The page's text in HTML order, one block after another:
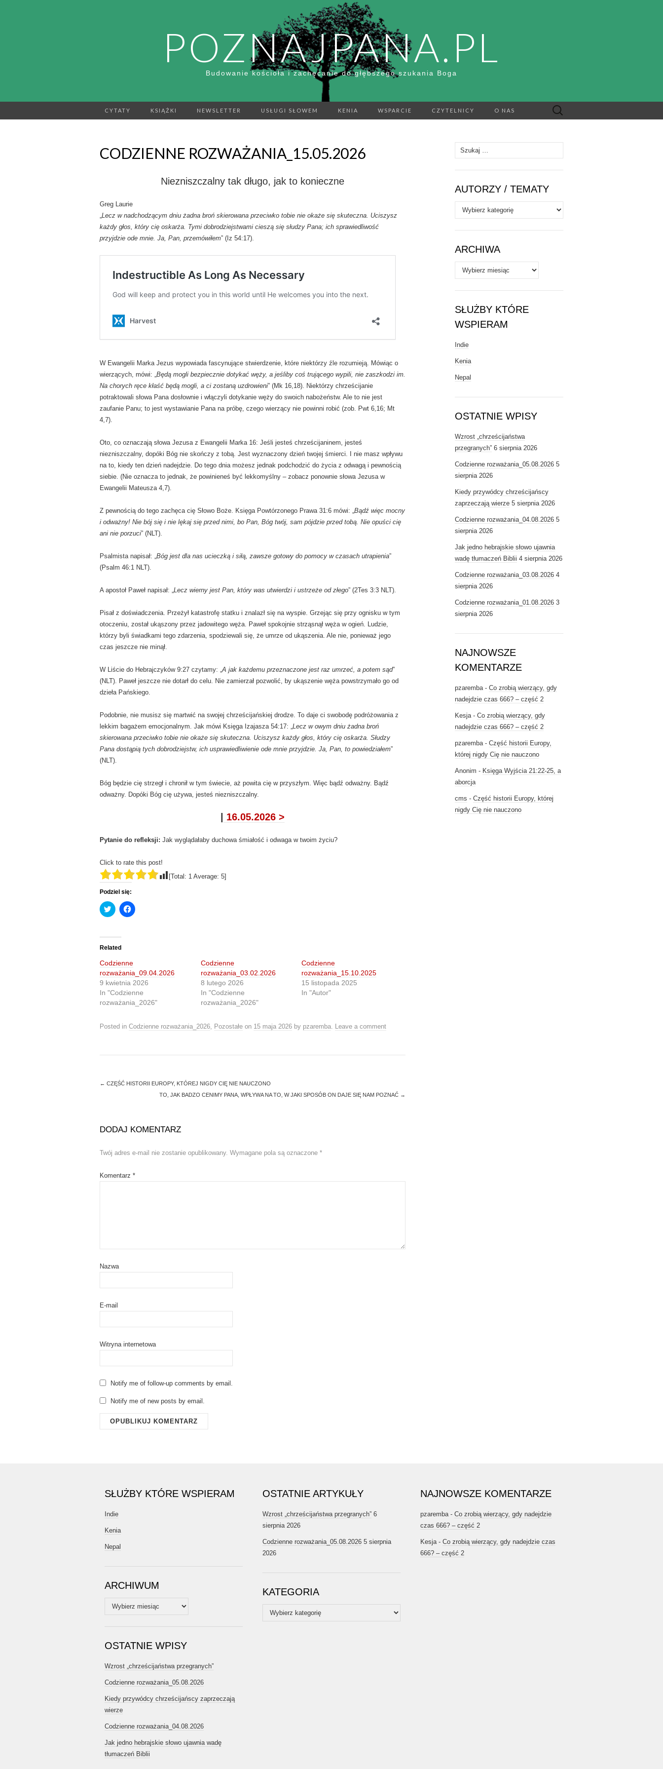
POZNAJPANA.PL
Budowanie kościoła i zachęcanie do głębszego szukania Boga
CYTATY KSIĄŻKI NEWSLETTER USŁUGI SŁOWEM KENIA WSPARCIE CZYTELNICY O NAS Szukaj:
CODZIENNE ROZWAŻANIA_15.05.2026
Niezniszczalny tak długo, jak to konieczne
Greg Laurie
„Lecz w nadchodzącym dniu żadna broń skierowana przeciwko tobie nie okaże się skuteczna. Uciszysz
każdy głos, który cię oskarża. Tymi dobrodziejstwami cieszą się słudzy Pana; ich sprawiedliwość
przyjdzie ode mnie. Ja, Pan, przemówiłem” (Iz 54:17).
W Ewangelii Marka Jezus wypowiada fascynujące stwierdzenie, które niektórzy źle rozumieją. Mówiąc o
wierzących, mówi: „Będą mogli bezpiecznie dotykać węży, a jeśliby coś trującego wypili, nie zaszkodzi im.
Na chorych ręce kłaść będą mogli, a ci zostaną uzdrowieni” (Mk 16,18). Niektórzy chrześcijanie
potraktowali słowa Pana dosłownie i włączyli dotykanie węży do swoich nabożeństw. Ale to nie jest
zaufanie Panu; to jest wystawianie Pana na próbę, czego wierzący nie powinni robić (zob. Pwt 6,16; Mt
4,7).
Oto, co oznaczają słowa Jezusa z Ewangelii Marka 16: Jeśli jesteś chrześcijaninem, jesteś
niezniszczalny, dopóki Bóg nie skończy z tobą. Jest wyznaczony dzień twojej śmierci. I nie masz wpływu
na to, kiedy ten dzień nadejdzie. Do tego dnia możesz jednak podchodzić do życia z odwagą i pewnością
siebie. (Nie oznacza to jednak, że powinieneś być lekkomyślny – zobacz ponownie słowa Jezusa w
Ewangelii Mateusza 4,7).
Z pewnością do tego zachęca cię Słowo Boże. Księga Powtórzonego Prawa 31:6 mówi: „Bądź więc mocny
i odważny! Nie bój się i nie lękaj się przed nimi, bo Pan, Bóg twój, sam pójdzie przed tobą. Nie opuści cię
ani nie porzuci” (NLT).
Psalmista napisał: „Bóg jest dla nas ucieczką i siłą, zawsze gotowy do pomocy w czasach utrapienia”
(Psalm 46:1 NLT).
A apostoł Paweł napisał: „Lecz wierny jest Pan, który was utwierdzi i ustrzeże od złego” (2Tes 3:3 NLT).
Pisał z doświadczenia. Przeżył katastrofę statku i znalazł się na wyspie. Grzejąc się przy ognisku w tym
otoczeniu, został ukąszony przez jadowitego węża. Paweł spokojnie strząsnął węża w ogień. Ludzie,
którzy byli świadkami tego zdarzenia, spodziewali się, że umrze od ukąszenia. Ale nie, ponieważ jego
czas jeszcze nie minął.
W Liście do Hebrajczyków 9:27 czytamy: „A jak każdemu przeznaczone jest raz umrzeć, a potem sąd”
(NLT). Paweł jeszcze nie dotarł do celu. Nie zamierzał pozwolić, by ukąszenie węża powstrzymało go od
dzieła Pańskiego.
Podobnie, nie musisz się martwić na swojej chrześcijańskiej drodze. To daje ci swobodę podróżowania z
lekkim bagażem emocjonalnym. Jak mówi Księga Izajasza 54:17: „Lecz w owym dniu żadna broń
skierowana przeciwko tobie nie okaże się skuteczna. Uciszysz każdy głos, który cię oskarża. Słudzy
Pana dostąpią tych dobrodziejstw, ich usprawiedliwienie ode mnie przyjdzie. Ja, Pan, to powiedziałem”
(NLT).
Bóg będzie cię strzegł i chronił w tym świecie, aż powita cię w przyszłym. Więc bądź odważny. Bądź
odważny. Dopóki Bóg cię używa, jesteś niezniszczalny.
16.05.2026 >
Pytanie do refleksji: Jak wyglądałaby duchowa śmiałość i odwaga w twoim życiu?
Click to rate this post!
[Total: 1 Average: 5]
Podziel się:
C
l
t
o
s
a
r
e
o
n
T
w
t
e
p
i
n
n
d
C
l
a
r
e
o
n
F
a
b
o
O
s
i
i
n
w
)
Related
Codzienne
rozważania_09.04.2026
9 kwietnia 2026
In "Codzienne
rozważania_2026"
Codzienne
rozważania_03.02.2026
8 lutego 2026
In "Codzienne
rozważania_2026"
Codzienne
rozważania_15.10.2025
15 listopada 2025
In "Autor"
Posted in Codzienne rozważania_2026, Pozostałe on 15 maja 2026 by pzaremba. Leave a comment
← CZĘŚĆ HISTORII EUROPY, KTÓREJ NIGDY CIĘ NIE NAUCZONO
TO, JAK BADZO CENIMY PANA, WPŁYWA NA TO, W JAKI SPOSÓB ON DAJE SIĘ NAM POZNAĆ →
DODAJ KOMENTARZ
Twój adres e-mail nie zostanie opublikowany. Wymagane pola są oznaczone *
Komentarz *
Nazwa
E-mail
Witryna internetowa
Notify me of follow-up comments by email.
Notify me of new posts by email.
Szukaj:
AUTORZY / TEMATY
Autorzy
/
Tematy
ARCHIWA
Archiwa
SŁUŻBY KTÓRE
WSPIERAM
Indie
Kenia
Nepal
OSTATNIE WPISY
Wzrost „chrześcijaństwa
przegranych” 6 sierpnia 2026
Codzienne rozważania_05.08.2026 5
sierpnia 2026
Kiedy przywódcy chrześcijańscy
zaprzeczają wierze 5 sierpnia 2026
Codzienne rozważania_04.08.2026 5
sierpnia 2026
Jak jedno hebrajskie słowo ujawnia
wadę tłumaczeń Biblii 4 sierpnia 2026
Codzienne rozważania_03.08.2026 4
sierpnia 2026
Codzienne rozważania_01.08.2026 3
sierpnia 2026
NAJNOWSZE
KOMENTARZE
pzaremba- Co zrobią wierzący, gdy
nadejdzie czas 666? – część 2
Kesja- Co zrobią wierzący, gdy
nadejdzie czas 666? – część 2
pzaremba- Część historii Europy,
której nigdy Cię nie nauczono
Anonim - Księga Wyjścia 21:22-25, a
aborcja
cms - Część historii Europy, której
nigdy Cię nie nauczono
SŁUŻBY KTÓRE WSPIERAM
Indie
Kenia
Nepal
ARCHIWUM
Archiwum
OSTATNIE WPISY
Wzrost „chrześcijaństwa przegranych”
Codzienne rozważania_05.08.2026
Kiedy przywódcy chrześcijańscy zaprzeczają
wierze
Codzienne rozważania_04.08.2026
Jak jedno hebrajskie słowo ujawnia wadę
tłumaczeń Biblii
OSTATNIE ARTYKUŁY
Wzrost „chrześcijaństwa przegranych” 6
sierpnia 2026
Codzienne rozważania_05.08.2026 5 sierpnia
2026
KATEGORIA
Kategoria
NAJNOWSZE KOMENTARZE
pzaremba- Co zrobią wierzący, gdy nadejdzie
czas 666? – część 2
Kesja- Co zrobią wierzący, gdy nadejdzie czas
666? – część 2